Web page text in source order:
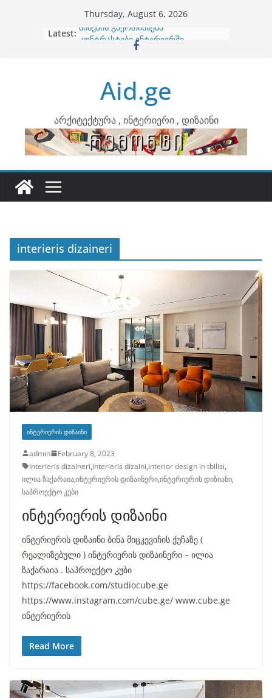
Thursday, August 6, 2026
Latest: ბინების გაერთიანება
კონტრასტები ინტერიერში
ინტერიერის დიზიანი
არტემიდი წარმოგიდგენთ
Aid.ge
არქიტექტურა , ინტერიერი , დიზაინი
interieris dizaineri
ᲘᲜᲢᲔᲠᲘᲔᲠᲘᲡ ᲓᲘᲖᲐᲘᲜᲘ
admin
February 8, 2023
interieris dizaineri,interieris dizaini,interior design in tbilisi,
ილია ზაქარაია,ინტერიერის დიზაინერი,ინტერიერის დიზიანი,
საპროექტო კუბი
ინტერიერის დიზაინი
ინტერიერის დიზაინი ბინა მიცკევიჩის ქუჩაზე (
რეალიზებული ) ინტერიერის დიზაინერი – ილია
ზაქარაია . საპროექტო კუბი
https://facebook.com/studiocube.ge
https://www.instagram.com/cube.ge/ www.cube.ge
ინტერიერის
Read More